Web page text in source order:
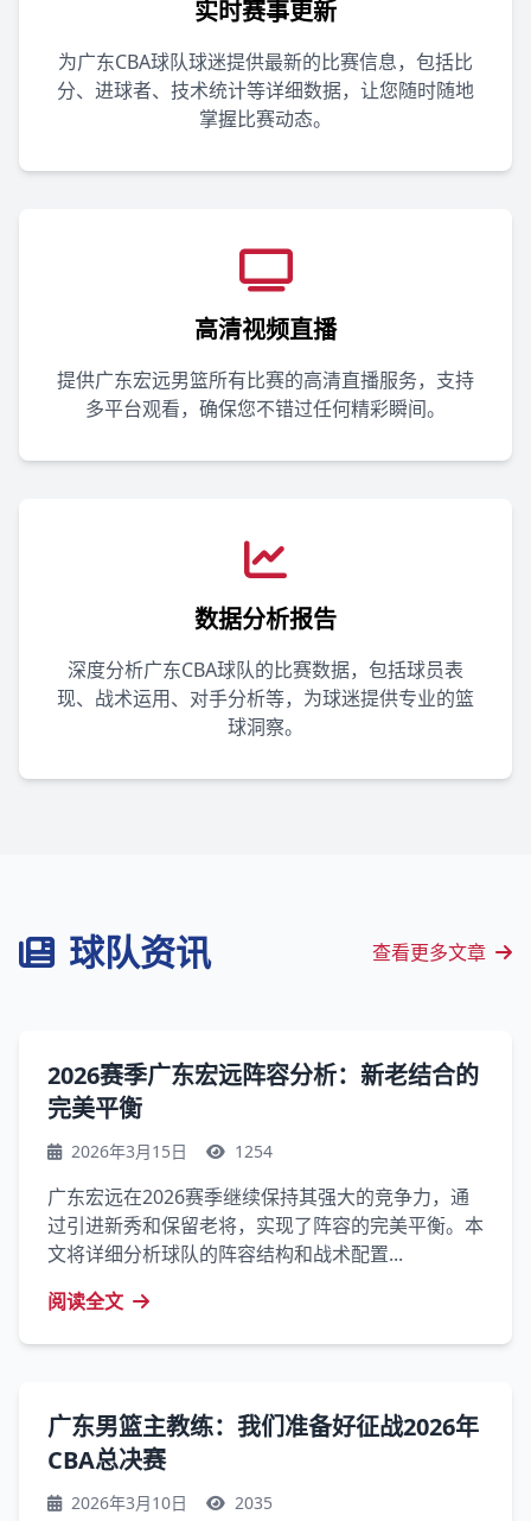
实时赛事更新
为广东CBA球队球迷提供最新的比赛信息，包括比
分、进球者、技术统计等详细数据，让您随时随地
掌握比赛动态。
高清视频直播
提供广东宏远男篮所有比赛的高清直播服务，支持
多平台观看，确保您不错过任何精彩瞬间。
数据分析报告
深度分析广东CBA球队的比赛数据，包括球员表
现、战术运用、对手分析等，为球迷提供专业的篮
球洞察。
球队资讯 查看更多文章
2026赛季广东宏远阵容分析：新老结合的
完美平衡
2026年3月15日 1254
广东宏远在2026赛季继续保持其强大的竞争力，通
过引进新秀和保留老将，实现了阵容的完美平衡。本
文将详细分析球队的阵容结构和战术配置...
阅读全文
广东男篮主教练：我们准备好征战2026年
CBA总决赛
2026年3月10日 2035